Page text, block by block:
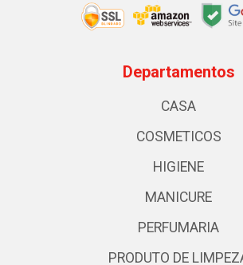
Departamentos
CASA
COSMETICOS
HIGIENE
MANICURE
PERFUMARIA
PRODUTO DE